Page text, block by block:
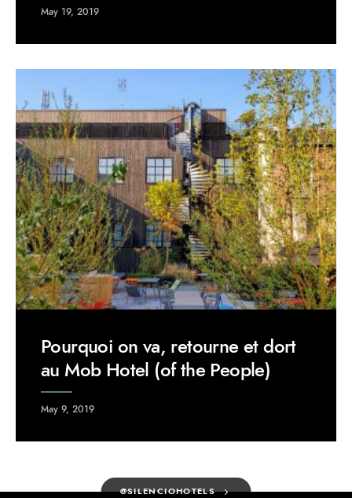
May 19, 2019
Pourquoi on va, retourne et dort
au Mob Hotel (of the People)
May 9, 2019
@SILENCIOHOTELS